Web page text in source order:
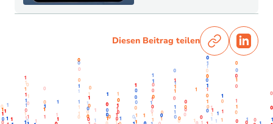
Diesen Beitrag teilen